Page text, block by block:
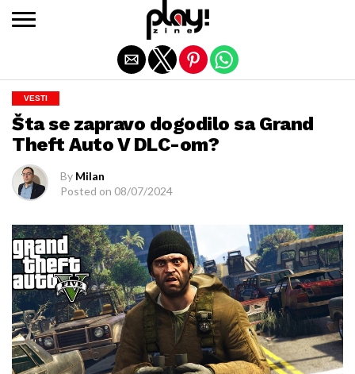
VESTI
Šta se zapravo dogodilo sa Grand
Theft Auto V DLC-om?
By Milan
Posted on 08/07/2024
Exit mobile version